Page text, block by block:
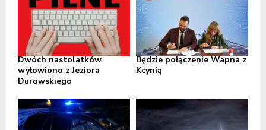
Dwóch nastolatków
wyłowiono z Jeziora
Durowskiego
Będzie połączenie Wapna z
Kcynią